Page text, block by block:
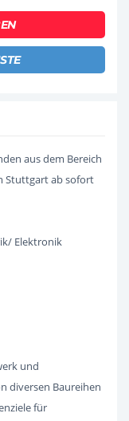
aus dem Bereich
Stuttgart ab sofort
Elektronik
und
diversen Baureihen
für